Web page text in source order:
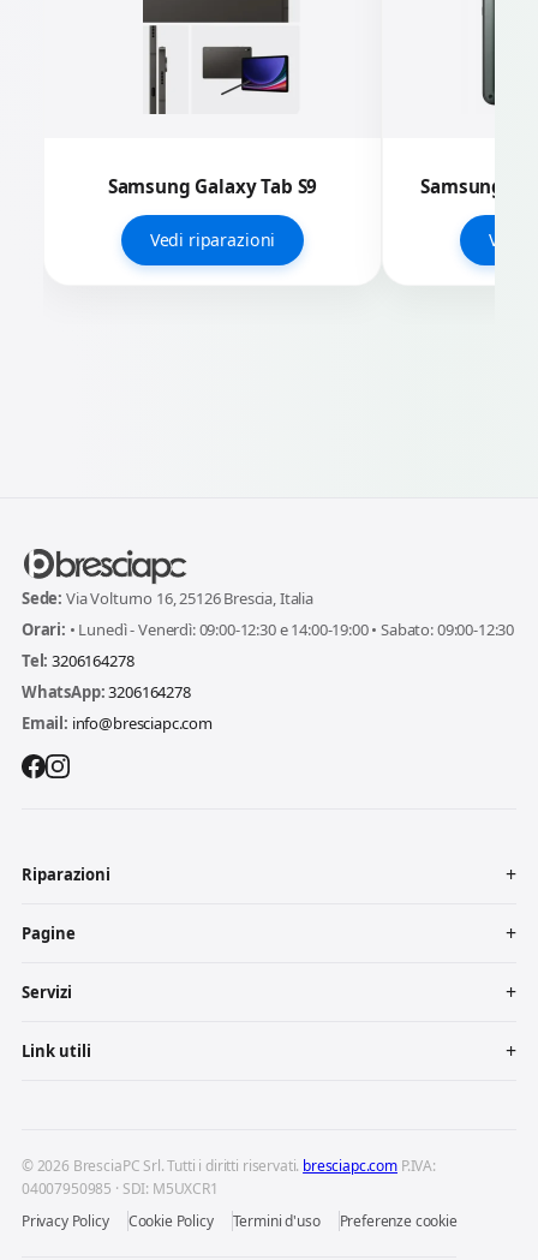
Samsung Galaxy Tab S9
Vedi riparazioni
Samsung
Vedi
Sede: Via Volturno 16, 25126 Brescia, Italia
Orari: • Lunedì - Venerdì: 09:00-12:30 e 14:00-19:00 • Sabato: 09:00-12:30
Tel: 3206164278
WhatsApp:3206164278
Email: info@bresciapc.com
Riparazioni
Pagine
Servizi
Link utili
© 2026 BresciaPC Srl. Tutti i diritti riservati. bresciapc.com P.IVA:
04007950985 · SDI: M5UXCR1
Privacy Policy
Cookie Policy Termini d'uso Preferenze cookie